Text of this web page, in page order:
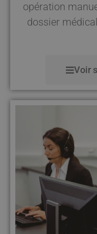
opération
dossier
Voir